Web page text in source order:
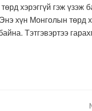
хэрэггүй гэж
хүн Монголын төрд
Тэтгэвэртээ